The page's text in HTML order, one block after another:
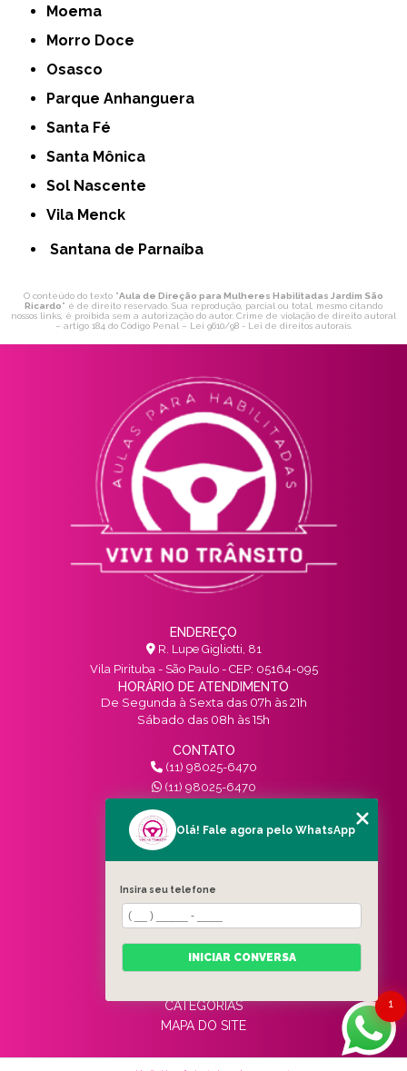
Moema
Morro Doce
Osasco
Parque Anhanguera
Santa Fé
Santa Mônica
Sol Nascente
Vila Menck
Santana de Parnaíba
O conteúdo do texto "Aula de Direção para Mulheres Habilitadas Jardim São
Ricardo" é de direito reservado. Sua reprodução, parcial ou total, mesmo citando
nossos links, é proibida sem a autorização do autor. Crime de violação de direito autoral
– artigo 184 do Código Penal – Lei 9610/98 - Lei de direitos autorais.
ENDEREÇO
R. Lupe Gigliotti, 81
Vila Pirituba - São Paulo - CEP: 05164-095
HORÁRIO DE ATENDIMENTO
De Segunda à Sexta das 07h às 21h
Sábado das 08h às 15h
CONTATO
(11) 98025-6470
(11) 98025-6470
contato@vivinotransito.com.br
SIGA-NOS!
MENU
HOME
QUEM SOMOS
SERVIÇOS
BLOG
CATEGORIAS
MAPA DO SITE
1
Olá! Fale agora pelo WhatsApp
Insira seu telefone
INICIAR CONVERSA